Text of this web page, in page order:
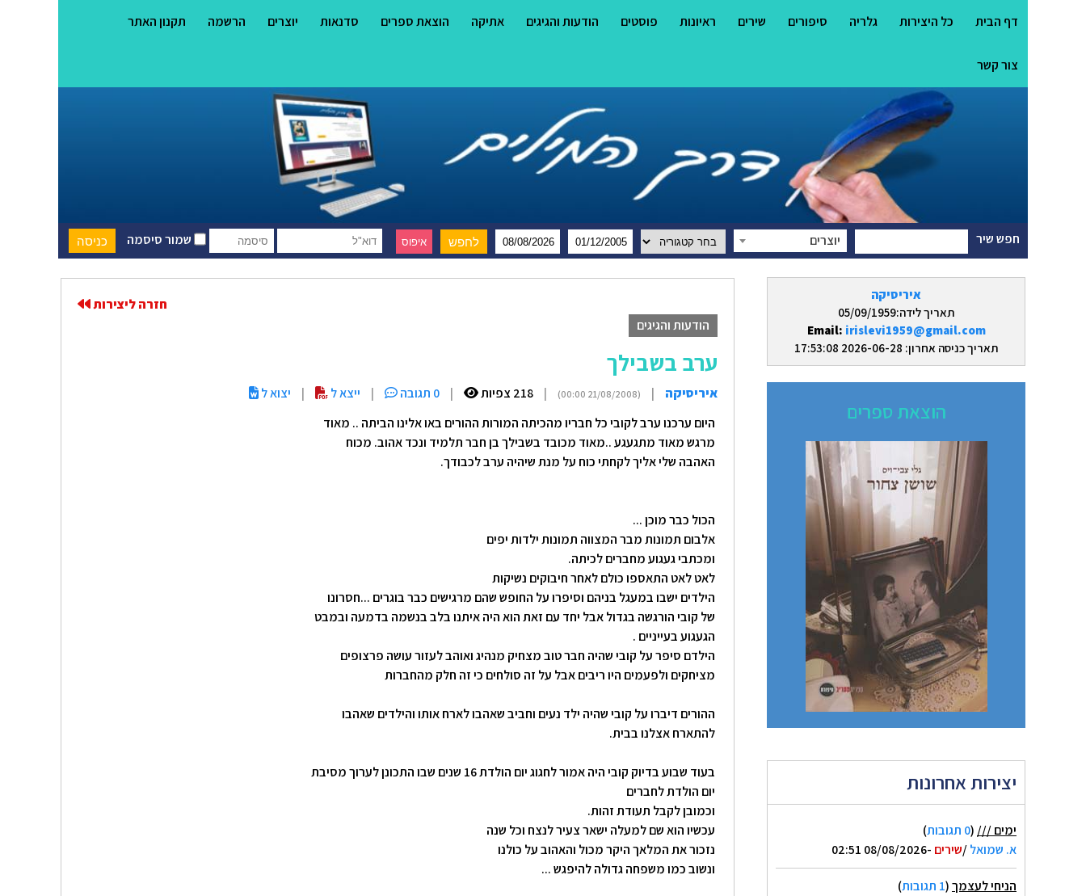
דף הבית כל היצירות גלריה סיפורים שירים ראיונות פוסטים הודעות והגיגים אתיקה הוצאת ספרים סדנאות יוצרים הרשמה תקנון האתר
צור קשר
שמור סיסמה חפש שיר יוצרים
איריסיקה
תאריך לידה:05/09/1959
Email: irislevi1959@gmail.com
תאריך כניסה אחרון: 2026-06-28 17:53:08
הוצאת ספרים
יצירות אחרונות
ימים ///(0 תגובות
)
א. שמואל/שירים -08/08/2026 02:51
הניחי לעצמך(1 תגובות
)
חזרה ליצירות
הודעות והגיגים
ערב בשבילך
איריסיקה |
(21/08/2008 00:00)
| 218 צפיות | 0 תגובה | ייצא ל |
יצוא ל
היום ערכנו ערב לקובי כל חבריו מהכיתה המורות ההורים באו אלינו הביתה .. מאוד
מרגש מאוד מתגעגע ..מאוד מכובד בשבילך בן חבר תלמיד ונכד אהוב. מכוח
האהבה שלי אליך לקחתי כוח על מנת שיהיה ערב לכבודך.
הכול כבר מוכן ...
אלבום תמונות מבר המצווה תמונות ילדות יפים
ומכתבי געגוע מחברים לכיתה.
לאט לאט התאספו כולם לאחר חיבוקים נשיקות
הילדים ישבו במעגל בניהם וסיפרו על החופש שהם מרגישים כבר בוגרים ...חסרונו
של קובי הורגשה בגדול אבל יחד עם זאת הוא היה איתנו בלב בנשמה בדמעה ובמבט
הגעגוע בעייניים .
הילדם סיפר על קובי שהיה חבר טוב מצחיק מנהיג ואוהב לעזור עושה פרצופים
מציחקים ולפעמים היו ריבים אבל על זה סולחים כי זה חלק מהחברות
ההורים דיברו על קובי שהיה ילד נעים וחביב שאהבו לארח אותו והילדים שאהבו
להתארח אצלנו בבית.
בעוד שבוע בדיוק קובי היה אמור לחגוג יום הולדת 16 שנים שבו התכונן לערוך מסיבת
יום הולדת לחברים
וכמובן לקבל תעודת זהות.
עכשיו הוא שם למעלה ישאר צעיר לנצח וכל שנה
נזכור את המלאך היקר מכול והאהוב על כולנו
ונשוב כמו משפחה גדולה להיפגש ...